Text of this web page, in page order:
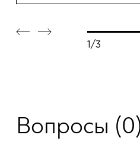
1/3
Вопросы